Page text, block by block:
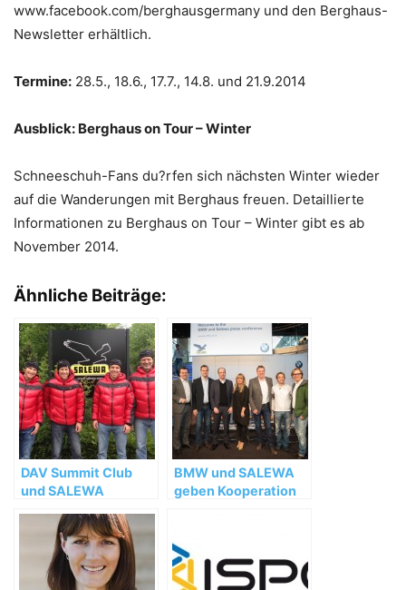
www.facebook.com/berghausgermany und den Berghaus-
Newsletter erhältlich.
Termine: 28.5., 18.6., 17.7., 14.8. und 21.9.2014
Ausblick: Berghaus on Tour – Winter
Schneeschuh-Fans du?rfen sich nächsten Winter wieder
auf die Wanderungen mit Berghaus freuen. Detaillierte
Informationen zu Berghaus on Tour – Winter gibt es ab
November 2014.
Ähnliche Beiträge:
DAV Summit Club
und SALEWA
Partnerschaft bis
BMW und SALEWA
geben Kooperation